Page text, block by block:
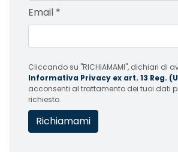
Email *
Cliccando su "RICHIAMAMI", dichiari di
Informativa Privacy ex art. 13 Reg.
acconsenti al trattamento dei tuoi dati
richiesto.